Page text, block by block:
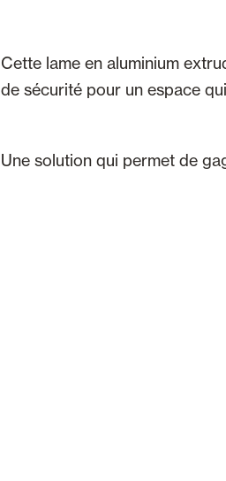
Cette lame en aluminium
de sécurité pour un espace
Une solution qui permet de